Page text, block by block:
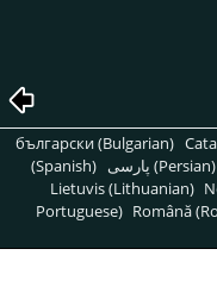
български (Bulgarian)
(Spanish)
پارسی (Persian)
Lietuvis (Lithuanian)
Portuguese) Română